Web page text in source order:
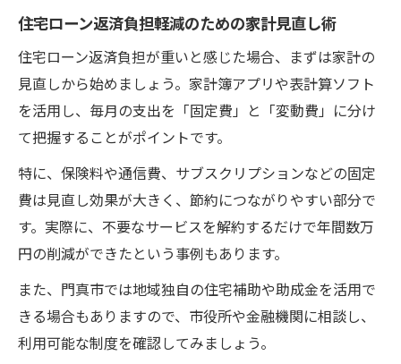
金利選びが左右する返済負担の違いとは
住宅ローン返済負担を左右する固定金利と
変動金利
住宅ローン返済時の金利タイプ別負担の特
徴
返済負担を考慮した金利選択のチェックポ
イント
JA住宅ローン金利が返済負担に与える影響
住宅ローン返済負担軽減のための金利比較
法
返済負担率に注目した門真市の賢い選択
理想的な住宅ローン返済負担率を知る方法
住宅ローン返済負担軽減のための家計見直し術
住宅ローン返済負担が重いと感じた場合、まずは家計の
見直しから始めましょう。家計簿アプリや表計算ソフト
を活用し、毎月の支出を「固定費」と「変動費」に分け
て把握することがポイントです。
特に、保険料や通信費、サブスクリプションなどの固定
費は見直し効果が大きく、節約につながりやすい部分で
す。実際に、不要なサービスを解約するだけで年間数万
円の削減ができたという事例もあります。
また、門真市では地域独自の住宅補助や助成金を活用で
きる場合もありますので、市役所や金融機関に相談し、
利用可能な制度を確認してみましょう。